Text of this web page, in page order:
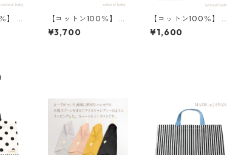
】 ま
みピ
ー ボ
【コットン100％】 フ
リルスタイ くすみブル
ー
¥3,700
【コットン100％】 ス
タイ 丸タグ付き アイ
ボリー
¥1,600